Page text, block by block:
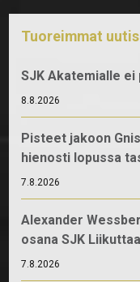
Tuoreimmat
SJK Akatemialle
8.8.2026
Pisteet jakoon
hienosti lopussa
7.8.2026
Alexander
osana SJK
7.8.2026